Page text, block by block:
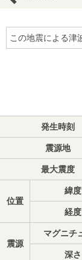
この地震による津
発生時刻
震源地
最大震度
位置
緯度
経度
震源
マグニチ
深さ